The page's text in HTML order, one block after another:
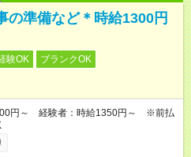
の準備など＊時給1300円
験OK
ブランクOK
円～ 経験者：時給1350円～ ※前払